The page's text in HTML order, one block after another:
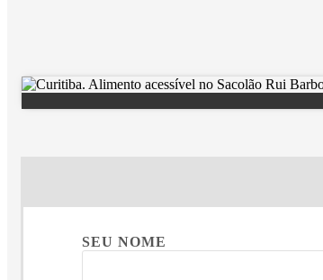
SEU NOME